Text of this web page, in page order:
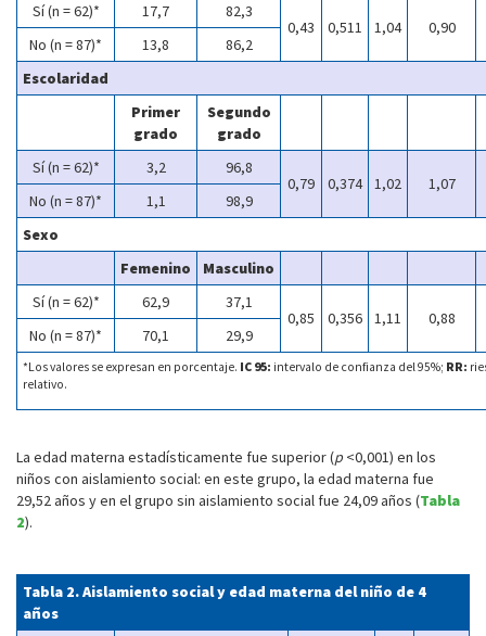
Sí (n = 62)*
17,7
82,3
0,43
0,511 1,04
0,90
No (n = 87)*
13,8
86,2
Escolaridad
Primer
grado
Segundo
grado
Sí (n = 62)*
3,2
96,8
0,79
0,374 1,02
1,07
No (n = 87)*
1,1
98,9
Sexo
Femenino
Masculino
Sí (n = 62)*
62,9
37,1
0,85
0,356 1,11
0,88
No (n = 87)*
70,1 29,9
*Los valores se expresan en porcentaje. IC 95: intervalo de confianza del 95%; RR:
relativo.
La edad materna estadísticamente fue superior (p <0,001) en los
niños con aislamiento social: en este grupo, la edad materna fue
29,52 años y en el grupo sin aislamiento social fue 24,09 años (Tabla
2).
Tabla 2. Aislamiento social y edad materna del niño de 4
años